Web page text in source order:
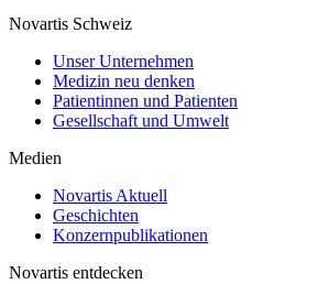
Novartis Schweiz
Unser Unternehmen
Medizin neu denken
Patientinnen und Patienten
Gesellschaft und Umwelt
Medien
Novartis Aktuell
Geschichten
Konzernpublikationen
Novartis entdecken